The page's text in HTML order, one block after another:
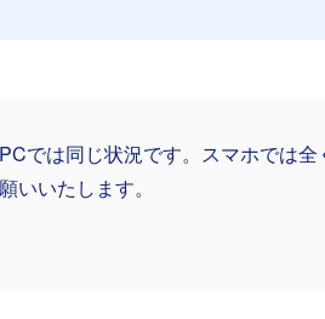
では同じ状況です。スマホでは
いいたします。